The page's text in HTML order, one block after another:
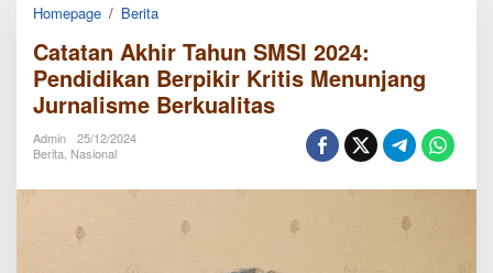
Homepage / BeritaCatatan
Tahun
SMSI
2024:
Pendidikan
Berpikir
Berkualitas
Catatan Akhir Tahun SMSI 2024:
Pendidikan Berpikir Kritis Menunjang
Jurnalisme Berkualitas
Admin
25/12/2024
Berita Nasional